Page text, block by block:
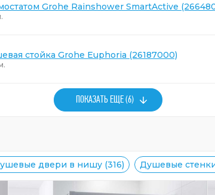
Grohe Rainshower SmartActive
стойка Grohe Euphoria (26187000)
ПОКАЗАТЬ ЕЩЕ (6)
двери в нишу (316) Душевые